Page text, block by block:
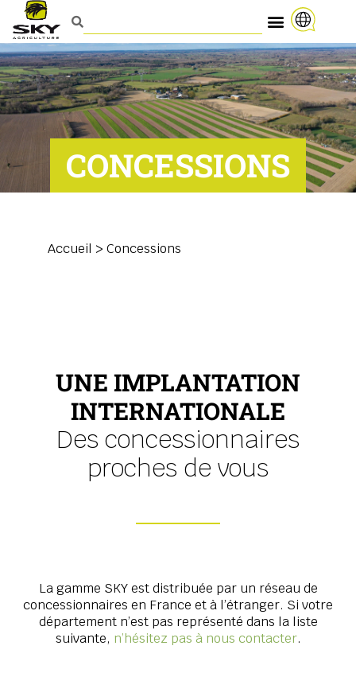
CONCESSIONS
Accueil > Concessions
UNE IMPLANTATION
INTERNATIONALE
Des concessionnaires
proches de vous
La gamme SKY est distribuée par un réseau de
concessionnaires en France et à l’étranger. Si votre
département n’est pas représenté dans la liste
suivante, n’hésitez pas à nous contacter.